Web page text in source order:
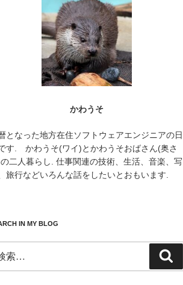
かわうそ
となった地方在住ソフトウェアエンジニアの日
す. かわうそ(ワイ)とかわうそおばさん(奥さ
二人暮らし. 仕事関連の技術、生活、音楽、写
旅行などいろんな話をしたいとおもいます.
IN MY BLOG
索